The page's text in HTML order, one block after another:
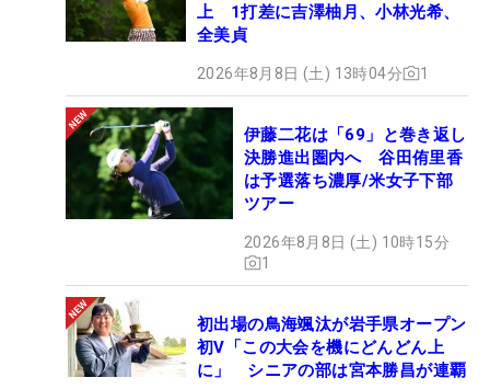
上 1打差に吉澤柚月、小林光希、
全美貞
2026年8月8日 (土) 13時04分 1
伊藤二花は「69」と巻き返し
決勝進出圏内へ 谷田侑里香
は予選落ち濃厚/米女子下部
ツアー
2026年8月8日 (土) 10時15分
1
初出場の鳥海颯汰が岩手県オープン
初V「この大会を機にどんどん上
に」 シニアの部は宮本勝昌が連覇